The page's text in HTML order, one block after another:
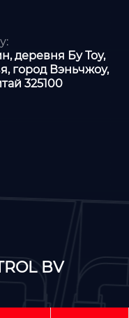
деревня Бу Тоу,
город Вэньчжоу,
325100
BV